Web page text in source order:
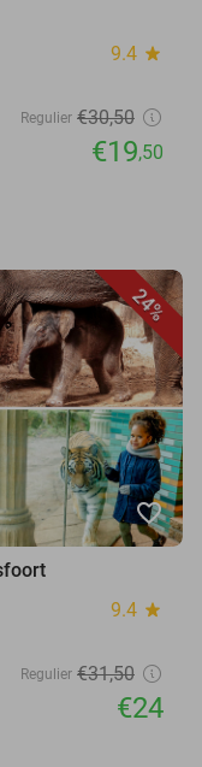
9.4 star
Regulier €30,50
€19,50
24%
favorite_border
9.4 star
Regulier €31,50
€24